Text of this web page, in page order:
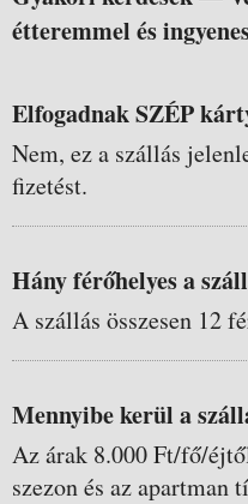
étteremmel és
Elfogadnak SZÉP
Nem, ez a szállás
fizetést.
Hány férőhelyes a
A szállás összesen 12
Mennyibe kerül a
Az árak 8.000 Ft/fő/
szezon és az apartman